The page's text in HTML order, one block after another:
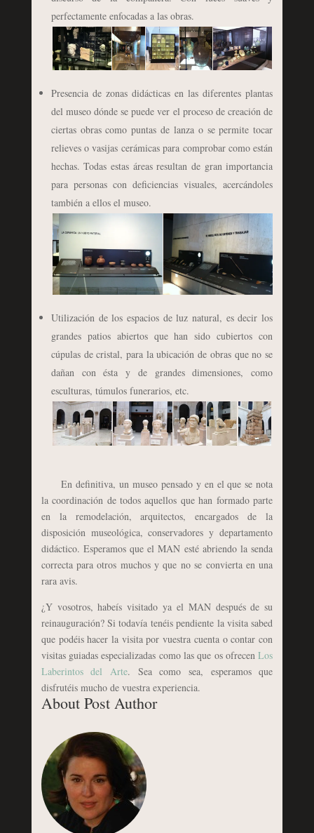
perfectamente enfocadas a las obras.
Presencia de zonas didácticas en las diferentes plantas
del museo dónde se puede ver el proceso de creación de
ciertas obras como puntas de lanza o se permite tocar
relieves o vasijas cerámicas para comprobar como están
hechas. Todas estas áreas resultan de gran importancia
para personas con deficiencias visuales, acercándoles
también a ellos el museo.
Utilización de los espacios de luz natural, es decir los
grandes patios abiertos que han sido cubiertos con
cúpulas de cristal, para la ubicación de obras que no se
dañan con ésta y de grandes dimensiones, como
esculturas, túmulos funerarios, etc.
En definitiva, un museo pensado y en el que se nota
la coordinación de todos aquellos que han formado parte
en la remodelación, arquitectos, encargados de la
disposición museológica, conservadores y departamento
didáctico. Esperamos que el MAN esté abriendo la senda
correcta para otros muchos y que no se convierta en una
rara avis.
¿Y vosotros, habeís visitado ya el MAN después de su
reinauguración? Si todavía tenéis pendiente la visita sabed
que podéis hacer la visita por vuestra cuenta o contar con
visitas guiadas especializadas como las que os ofrecenLos
Laberintos del Arte. Sea como sea, esperamos que
disfrutéis mucho de vuestra experiencia.
About Post Author